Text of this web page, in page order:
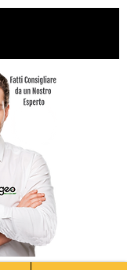
- Spurghisti -